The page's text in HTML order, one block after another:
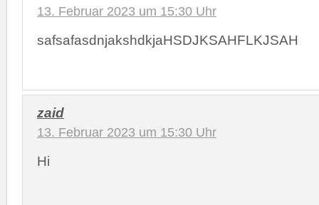
13. Februar 2023 um 15:30 Uhr
safsafasdnjakshdkjaHSDJKSAHFLKJSAH
zaid
13. Februar 2023 um 15:30 Uhr
Hi